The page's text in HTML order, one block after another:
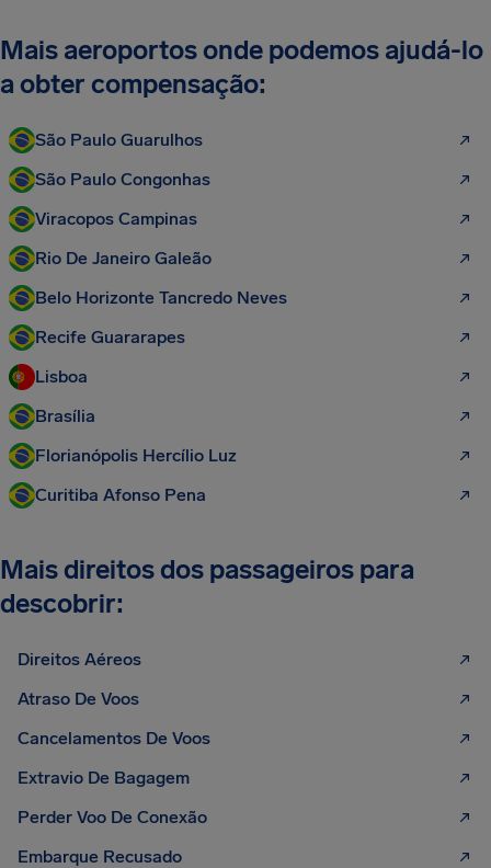
Mais aeroportos onde podemos ajudá-lo
a obter compensação:
São Paulo Guarulhos
São Paulo Congonhas
Viracopos Campinas
Rio De Janeiro Galeão
Belo Horizonte Tancredo Neves
Recife Guararapes
Lisboa
Brasília
Florianópolis Hercílio Luz
Curitiba Afonso Pena
Mais direitos dos passageiros para
descobrir:
Direitos Aéreos
Atraso De Voos
Cancelamentos De Voos
Extravio De Bagagem
Perder Voo De Conexão
Embarque Recusado